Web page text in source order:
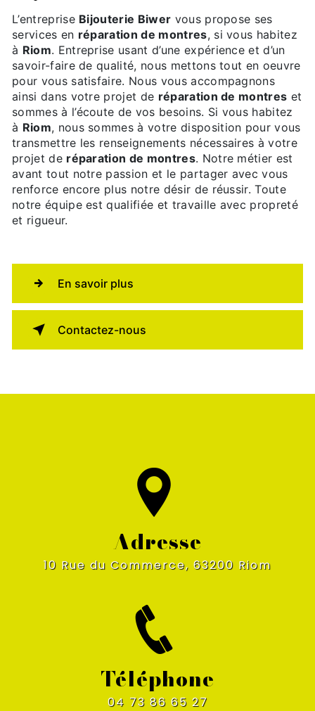
L’entreprise Bijouterie Biwer vous propose ses
services en réparation de montres, si vous habitez
à Riom. Entreprise usant d’une expérience et d’un
savoir-faire de qualité, nous mettons tout en oeuvre
pour vous satisfaire. Nous vous accompagnons
ainsi dans votre projet de réparation de montres et
sommes à l’écoute de vos besoins. Si vous habitez
à Riom, nous sommes à votre disposition pour vous
transmettre les renseignements nécessaires à votre
projet de réparation de montres. Notre métier est
avant tout notre passion et le partager avec vous
renforce encore plus notre désir de réussir. Toute
notre équipe est qualifiée et travaille avec propreté
et rigueur.
En savoir plus
Contactez-nous
Adresse
10 Rue du Commerce, 63200 Riom
Téléphone
04 73 86 65 27